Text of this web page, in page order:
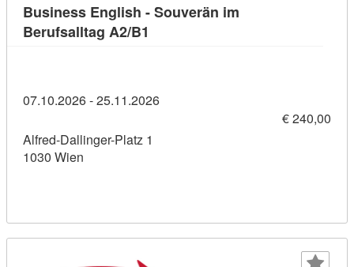
Business English - Souverän im
Berufsalltag A2/B1
07.10.2026 - 25.11.2026
€ 240,00
Alfred-Dallinger-Platz 1
1030 Wien